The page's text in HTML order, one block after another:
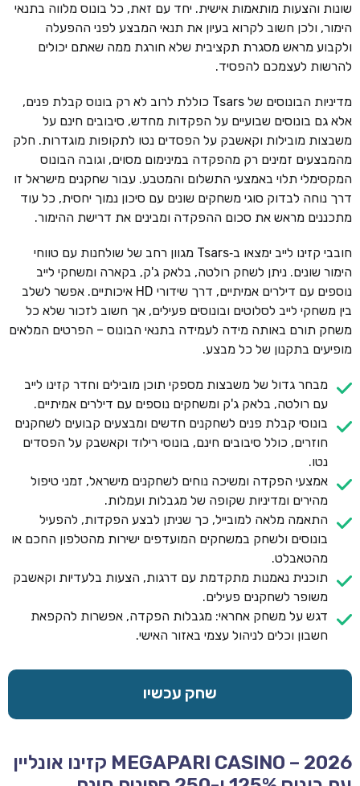
שונות והצעות מותאמות אישית. יחד עם זאת, כל בונוס מלווה בתנאי
הימור, ולכן חשוב לקרוא בעיון את תנאי המבצע לפני ההפעלה
ולקבוע מראש מסגרת תקציבית שלא חורגת ממה שאתם יכולים
להרשות לעצמכם להפסיד.
מדיניות הבונוסים של Tsars כוללת לרוב לא רק בונוס קבלת פנים,
אלא גם בונוסים שבועיים על הפקדות מחדש, סיבובים חינם על
משבצות מובילות וקאשבק על הפסדים נטו לתקופות מוגדרות. חלק
מהמבצעים זמינים רק מהפקדה במינימום מסוים, וגובה הבונוס
המקסימלי תלוי באמצעי התשלום והמטבע. עבור שחקנים מישראל זו
דרך נוחה לבדוק סוגי משחקים שונים עם סיכון נמוך יחסית, כל עוד
מתכננים מראש את סכום ההפקדה ומבינים את דרישת ההימור.
חובבי קזינו לייב ימצאו ב‑Tsars מגוון רחב של שולחנות עם טווחי
הימור שונים. ניתן לשחק רולטה, בלאק ג'ק, בקארה ומשחקי לייב
נוספים עם דילרים אמיתיים, דרך שידורי HD איכותיים. אפשר לשלב
בין משחקי לייב לסלוטים ובונוסים פעילים, אך חשוב לזכור שלא כל
משחק תורם באותה מידה לעמידה בתנאי הבונוס – הפרטים המלאים
מופיעים בתקנון של כל מבצע.
מבחר גדול של משבצות מספקי תוכן מובילים וחדר קזינו לייב
עם רולטה, בלאק ג'ק ומשחקים נוספים עם דילרים אמיתיים.
בונוסי קבלת פנים לשחקנים חדשים ומבצעים קבועים לשחקנים
חוזרים, כולל סיבובים חינם, בונוסי רילוד וקאשבק על הפסדים
נטו.
אמצעי הפקדה ומשיכה נוחים לשחקנים מישראל, זמני טיפול
מהירים ומדיניות שקופה של מגבלות ועמלות.
התאמה מלאה למובייל, כך שניתן לבצע הפקדות, להפעיל
בונוסים ולשחק במשחקים המועדפים ישירות מהטלפון החכם או
מהטאבלט.
תוכנית נאמנות מתקדמת עם דרגות, הצעות בלעדיות וקאשבק
משופר לשחקנים פעילים.
דגש על משחק אחראי: מגבלות הפקדה, אפשרות להקפאת
חשבון וכלים לניהול עצמי באזור האישי.
שחק עכשיו
MEGAPARI CASINO – 2026 קזינו אונליין